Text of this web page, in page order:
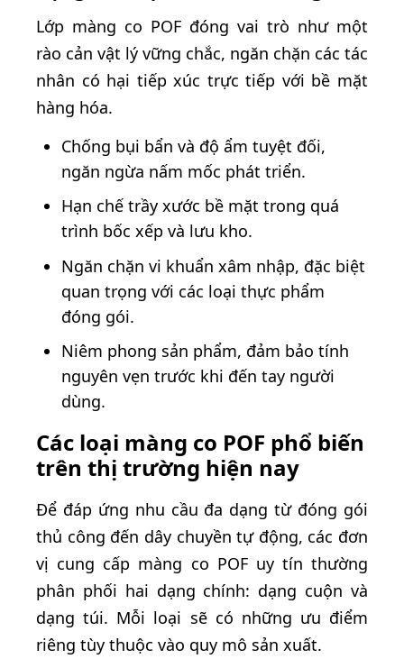
Lớp màng co POF đóng vai trò như một
rào cản vật lý vững chắc, ngăn chặn các tác
nhân có hại tiếp xúc trực tiếp với bề mặt
hàng hóa.
Chống bụi bẩn và độ ẩm tuyệt đối,
ngăn ngừa nấm mốc phát triển.
Hạn chế trầy xước bề mặt trong quá
trình bốc xếp và lưu kho.
Ngăn chặn vi khuẩn xâm nhập, đặc biệt
quan trọng với các loại thực phẩm
đóng gói.
Niêm phong sản phẩm, đảm bảo tính
nguyên vẹn trước khi đến tay người
dùng.
Các loại màng co POF phổ biến
trên thị trường hiện nay
Để đáp ứng nhu cầu đa dạng từ đóng gói
thủ công đến dây chuyền tự động, các đơn
vị cung cấp màng co POF uy tín thường
phân phối hai dạng chính: dạng cuộn và
dạng túi. Mỗi loại sẽ có những ưu điểm
riêng tùy thuộc vào quy mô sản xuất.